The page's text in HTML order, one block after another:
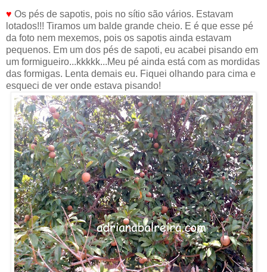
♥ Os pés de sapotis, pois no sítio são vários. Estavam
lotados!!! Tiramos um balde grande cheio. E é que esse pé
da foto nem mexemos, pois os sapotis ainda estavam
pequenos. Em um dos pés de sapoti, eu acabei pisando em
um formigueiro...kkkkk...Meu pé ainda está com as mordidas
das formigas. Lenta demais eu. Fiquei olhando para cima e
esqueci de ver onde estava pisando!